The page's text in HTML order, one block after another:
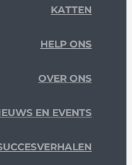
KATTEN
HELP ONS
OVER ONS
EN EVENTS